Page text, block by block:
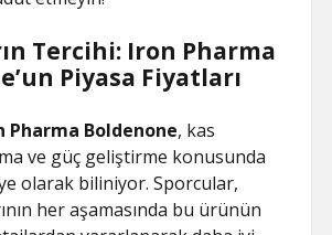
Tercihi: Iron Pharma
Piyasa Fiyatları
Pharma Boldenone, kas
ve güç geliştirme konusunda
olarak biliniyor. Sporcular,
her aşamasında bu ürünün